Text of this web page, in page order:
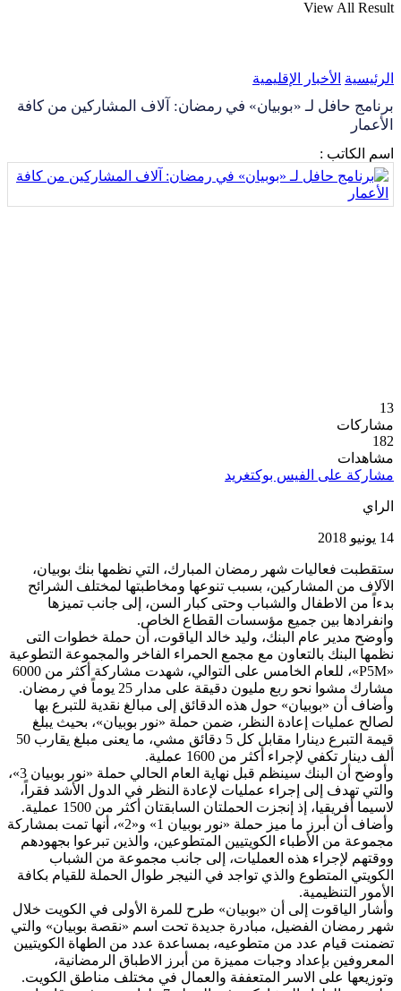
View All Result
الرئيسية الأخبار الإقليمية
برنامج حافل لـ «بوبيان» في رمضان: آلاف المشاركين من كافة
الأعمار
اسم الكاتب :
13
مشاركات
182
مشاهدات
مشاركة على الفيس بوكتغريد
الراي
14 يونيو 2018
ستقطبت فعاليات شهر رمضان المبارك، التي نظمها بنك بوبيان،
الآلاف من المشاركين، بسبب تنوعها ومخاطبتها لمختلف الشرائح
بدءاً من الاطفال والشباب وحتى كبار السن، إلى جانب تميزها
وانفرادها بين جميع مؤسسات القطاع الخاص.
وأوضح مدير عام البنك، وليد خالد الياقوت، أن حملة خطوات التى
نظمها البنك بالتعاون مع مجمع الحمراء الفاخر والمجموعة التطوعية
«P5M»، للعام الخامس على التوالي، شهدت مشاركة أكثر من 6000
مشارك مشوا نحو ربع مليون دقيقة على مدار 25 يوماً في رمضان.
وأضاف أن «بوبيان» حول هذه الدقائق إلى مبالغ نقدية للتبرع بها
لصالح عمليات إعادة النظر، ضمن حملة «نور بوبيان»، بحيث يبلغ
قيمة التبرع دينارا مقابل كل 5 دقائق مشي، ما يعنى مبلغ يقارب 50
ألف دينار تكفي لإجراء أكثر من 1600 عملية.
وأوضح أن البنك سينظم قبل نهاية العام الحالي حملة «نور بوبيان 3»،
والتي تهدف إلى إجراء عمليات لإعادة النظر في الدول الأشد فقراً،
لاسيما أفريقيا، إذ إنجزت الحملتان السابقتان أكثر من 1500 عملية.
وأضاف أن أبرز ما ميز حملة «نور بوبيان 1» و«2»، أنها تمت بمشاركة
مجموعة من الأطباء الكويتيين المتطوعين، والذين تبرعوا بجهودهم
ووقتهم لإجراء هذه العمليات، إلى جانب مجموعة من الشباب
الكويتي المتطوع والذي تواجد في النيجر طوال الحملة للقيام بكافة
الأمور التنظيمية.
وأشار الياقوت إلى أن «بوبيان» طرح للمرة الأولى في الكويت خلال
شهر رمضان الفضيل، مبادرة جديدة تحت اسم «نقصة بوبيان» والتي
تضمنت قيام عدد من متطوعيه، بمساعدة عدد من الطهاة الكويتيين
المعروفين بإعداد وجبات مميزة من أبرز الاطباق الرمضانية،
وتوزيعها على الاسر المتعففة والعمال في مختلف مناطق الكويت.